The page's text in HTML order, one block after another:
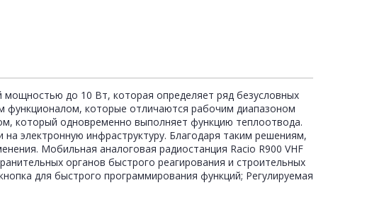
мощностью до 10 Вт, которая определяет ряд безусловных
функционалом, которые отличаются рабочим диапазоном
который одновременно выполняет функцию теплоотвода.
электронную инфраструктуру. Благодаря таким решениям,
Мобильная аналоговая радиостанция Racio R900 VHF
органов быстрого реагирования и строительных
для быстрого программирования функций; Регулируемая